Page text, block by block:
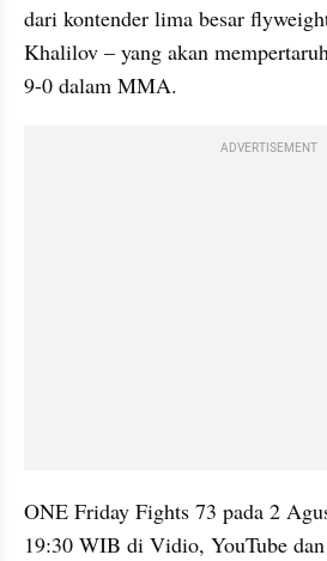
dari kontender lima besar
Khalilov – yang akan
9-0 dalam MMA.
ADVERTISEMENT
ONE Friday Fights 73 pada 2
19:30 WIB di Vidio, YouTube